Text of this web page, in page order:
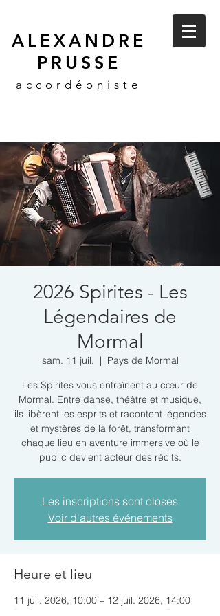
ALEXANDRE
PRUSSE
accordéoniste
2026 Spirites - Les
Légendaires de
Mormal
sam. 11 juil.
  |
Pays de Mormal
Les Spirites vous entraînent au cœur de
Mormal. Entre danse, théâtre et musique,
ils libèrent les esprits et racontent légendes
et mystères de la forêt, transformant
chaque lieu en aventure immersive où le
public devient acteur des récits.
Les inscriptions sont closes
Voir d'autres événements
Heure et lieu
11 juil. 2026, 10:00 – 12 juil. 2026, 14:00